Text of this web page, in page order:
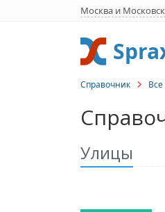
Москва и
Справочник Все
Улицы